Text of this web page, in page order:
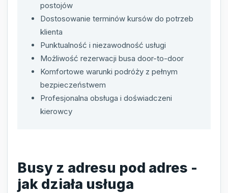
postojów
Dostosowanie terminów kursów do potrzeb
klienta
Punktualność i niezawodność usługi
Możliwość rezerwacji busa door-to-door
Komfortowe warunki podróży z pełnym
bezpieczeństwem
Profesjonalna obsługa i doświadczeni
kierowcy
Busy z adresu pod adres -
jak działa usługa